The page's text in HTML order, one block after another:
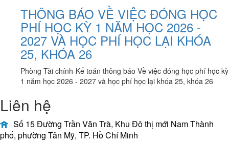
THÔNG BÁO VỀ VIỆC ĐÓNG HỌC
PHÍ HỌC KỲ 1 NĂM HỌC 2026 -
2027 VÀ HỌC PHÍ HỌC LẠI KHÓA
25, KHÓA 26
Phòng Tài chính-Kế toán thông báo Về việc đóng học phí học kỳ
1 năm học 2026 - 2027 và học phí học lại khóa 25, khóa 26
Liên hệ
Số 15 Đường Trần Văn Trà, Khu Đô thị mới Nam Thành
phố, phường Tân Mỹ, TP. Hồ Chí Minh